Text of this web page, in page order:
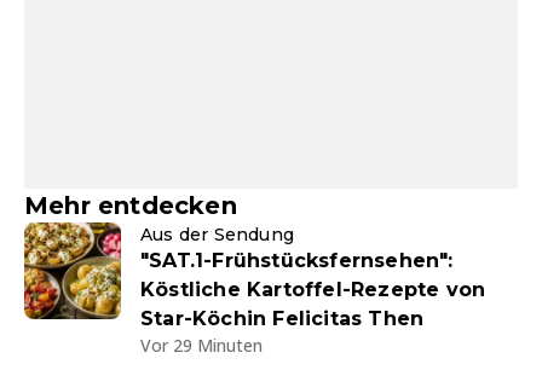
Mehr entdecken
Aus der Sendung
"SAT.1-Frühstücksfernsehen":
Köstliche Kartoffel-Rezepte von
Star-Köchin Felicitas Then
Vor 29 Minuten